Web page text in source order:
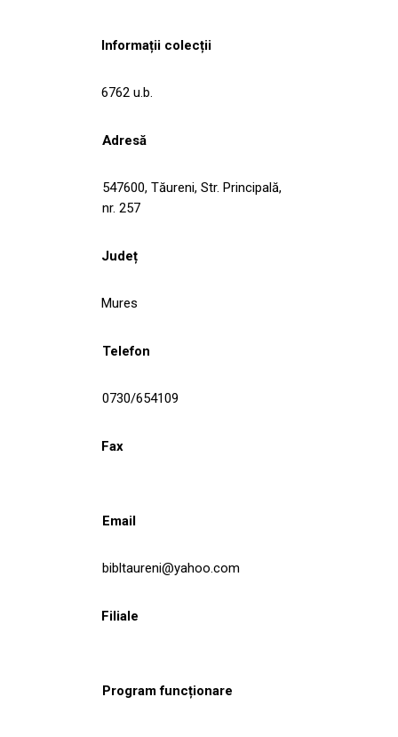
Informații colecții
6762 u.b.
Adresă
547600, Tăureni, Str. Principală,
nr. 257
Județ
Mures
Telefon
0730/654109
Fax
Email
bibltaureni@yahoo.com
Filiale
Program funcționare